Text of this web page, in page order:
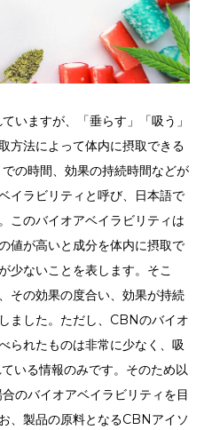
いますが、「垂らす」「吸う」
方法によって体内に摂取できる
の時間、効果の持続時間などが
イラビリティと呼び、日本語で
このバイオアベイラビリティは
値が高いと成分を体内に摂取で
少ないことを表します。そこ
その効果の度合い、効果が持続
ました。ただし、CBNのバイオ
られたものは非常に少なく、吸
いる情報のみです。そのため以
のバイオアベイラビリティを目
、製品の原料となるCBNアイソ